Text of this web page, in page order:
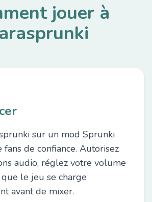
jouer à
sur un mod Sprunki
de confiance. Autorisez
audio, réglez votre volume
le jeu se charge
avant de mixer.